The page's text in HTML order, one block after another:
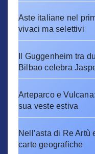
Aste italiane nel
vivaci ma selettivi
Il Guggenheim tra
Bilbao celebra
Arteparco e
sua veste estiva
Nell’asta di Re
carte geografiche